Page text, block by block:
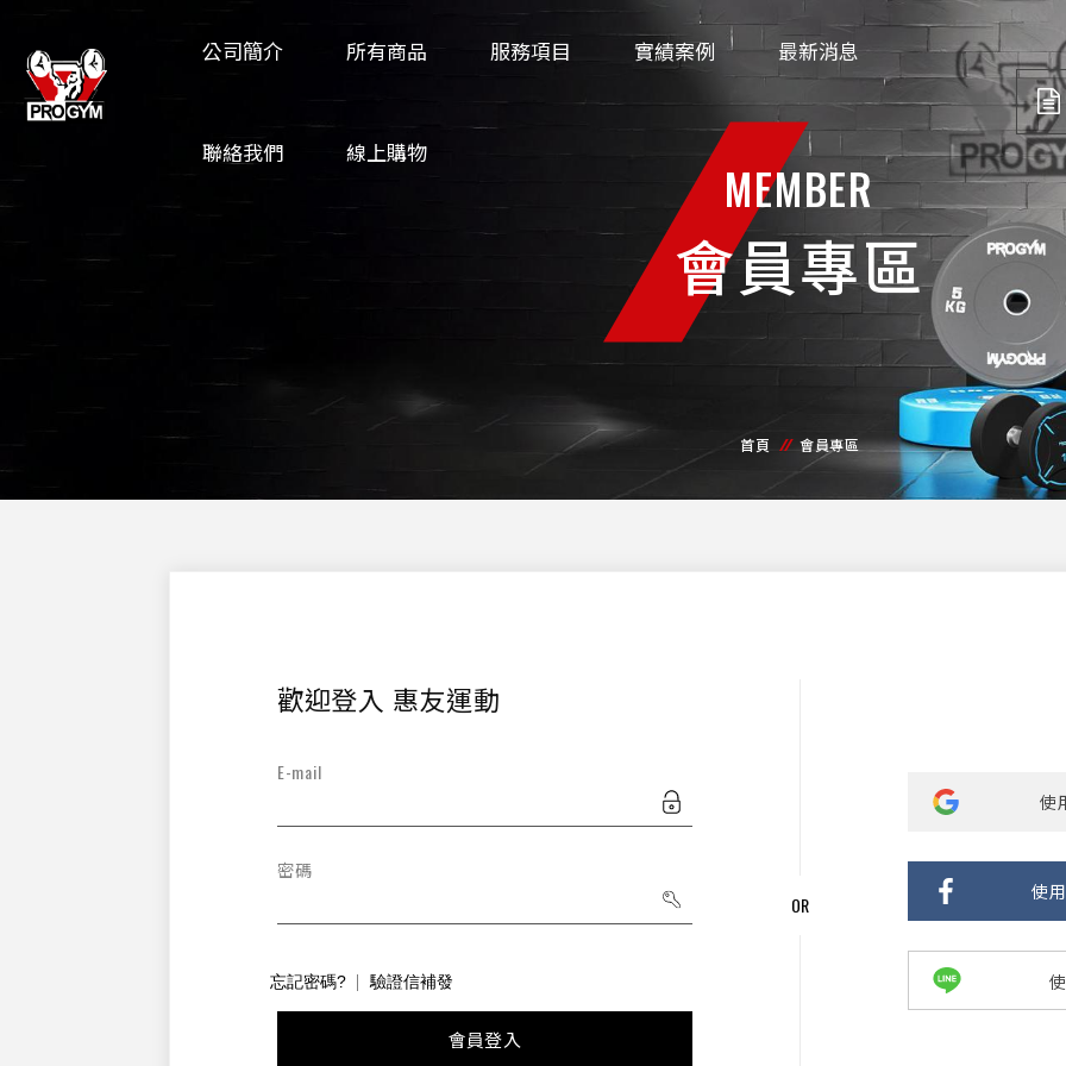
公司簡介 所有商品 服務項目 實績案例 最新消息
聯絡我們 線上購物
MEMBER
會員專區
首頁 會員專區
歡迎登入 惠友運動
E-mail
密碼
忘記密碼? 驗證信補發
會員登入
使
使